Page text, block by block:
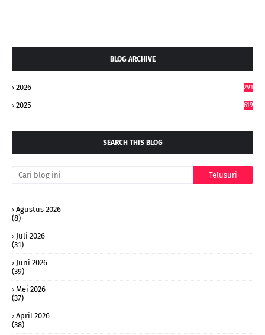
BLOG ARCHIVE
2026 291
2025 619
SEARCH THIS BLOG
Agustus 2026
(8)
Juli 2026
(31)
Juni 2026
(39)
Mei 2026
(37)
April 2026
(38)